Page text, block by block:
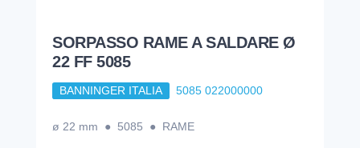
SORPASSO RAME A SALDARE Ø
22 FF 5085
BANNINGER ITALIA 5085 022000000
ø 22 mm ● 5085 ● RAME